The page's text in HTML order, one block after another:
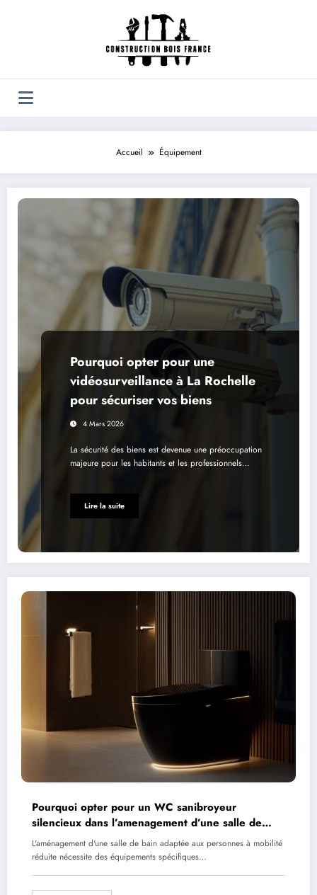
Accueil Équipement
Pourquoi opter pour une
vidéosurveillance à La Rochelle
pour sécuriser vos biens
4 Mars 2026
La sécurité des biens est devenue une préoccupation
majeure pour les habitants et les professionnels…
Lire la suite
Pourquoi opter pour un WC sanibroyeur
silencieux dans l’amenagement d’une salle de
bain PMR ?
L'aménagement d'une salle de bain adaptée aux personnes à mobilité
réduite nécessite des équipements spécifiques…